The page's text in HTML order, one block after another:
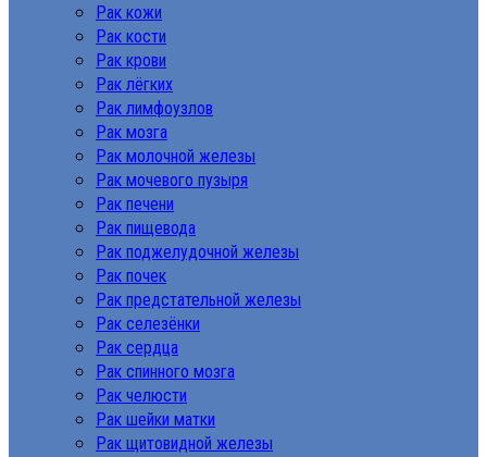
Рак кожи
Рак кости
Рак крови
Рак лёгких
Рак лимфоузлов
Рак мозга
Рак молочной железы
Рак мочевого пузыря
Рак печени
Рак пищевода
Рак поджелудочной железы
Рак почек
Рак предстательной железы
Рак селезёнки
Рак сердца
Рак спинного мозга
Рак челюсти
Рак шейки матки
Рак щитовидной железы